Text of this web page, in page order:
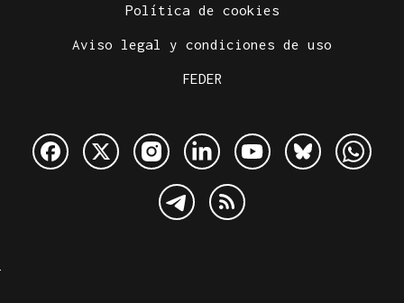
Política de cookies
Aviso legal y condiciones de uso
FEDER